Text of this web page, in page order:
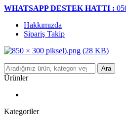
WHATSAPP DESTEK HATTI :
Hakkımızda
Sipariş Takip
Ara
Ürünler
Kategoriler